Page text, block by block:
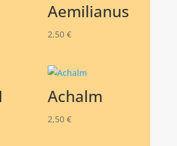
Aemilianus
2,50 €
Achalm
2,50 €